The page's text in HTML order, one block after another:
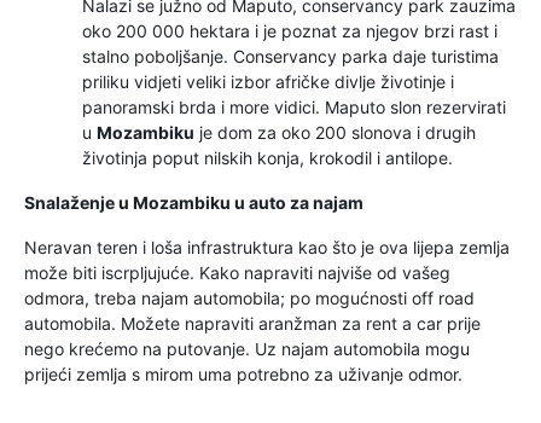
Nalazi se južno od Maputo, conservancy park zauzima
oko 200 000 hektara i je poznat za njegov brzi rast i
stalno poboljšanje. Conservancy parka daje turistima
priliku vidjeti veliki izbor afričke divlje životinje i
panoramski brda i more vidici. Maputo slon rezervirati
u Mozambiku je dom za oko 200 slonova i drugih
životinja poput nilskih konja, krokodil i antilope.
Snalaženje u Mozambiku u auto za najam
Neravan teren i loša infrastruktura kao što je ova lijepa zemlja
može biti iscrpljujuće. Kako napraviti najviše od vašeg
odmora, treba najam automobila; po mogućnosti off road
automobila. Možete napraviti aranžman za rent a car prije
nego krećemo na putovanje. Uz najam automobila mogu
prijeći zemlja s mirom uma potrebno za uživanje odmor.